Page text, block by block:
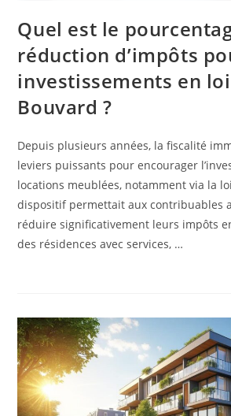
Quel est le
réduction d’impôts
investissements en
Bouvard ?
Depuis plusieurs années, la fiscalité
leviers puissants pour encourager
locations meublées, notamment via la
dispositif permettait aux contribuables
réduire significativement leurs impôts
des résidences avec services, …